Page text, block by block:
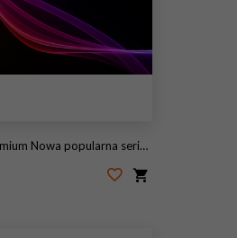
Nowa popularna seria. Nice Design